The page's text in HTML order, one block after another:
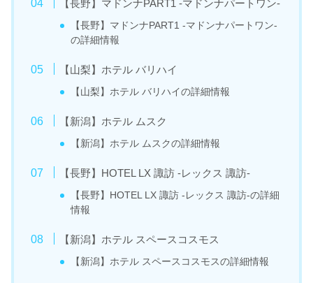
【長野】マドンナPART1 -マドンナパートワン-
【長野】マドンナPART1 -マドンナパートワン-
の詳細情報
【山梨】ホテル バリハイ
【山梨】ホテル バリハイの詳細情報
【新潟】ホテル ムスク
【新潟】ホテル ムスクの詳細情報
【長野】HOTEL LX 諏訪 -レックス 諏訪-
【長野】HOTEL LX 諏訪 -レックス 諏訪-の詳細
情報
【新潟】ホテル スペースコスモス
【新潟】ホテル スペースコスモスの詳細情報